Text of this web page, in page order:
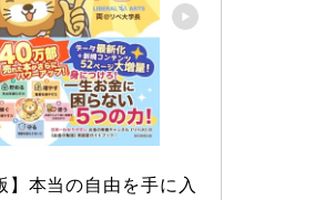
】本当の自由を手に入